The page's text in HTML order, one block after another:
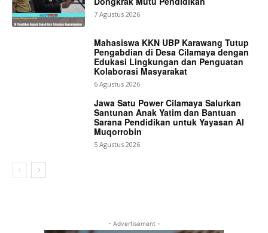
7 Agustus 2026
Mahasiswa KKN UBP Karawang Tutup
Pengabdian di Desa Cilamaya dengan
Edukasi Lingkungan dan Penguatan
Kolaborasi Masyarakat
6 Agustus 2026
Jawa Satu Power Cilamaya Salurkan
Santunan Anak Yatim dan Bantuan
Sarana Pendidikan untuk Yayasan Al
Muqorrobin
5 Agustus 2026
- Advertisement -